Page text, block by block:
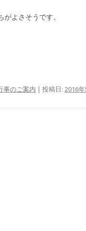
よさそうです。
事のご案内 | 投稿日: 2016